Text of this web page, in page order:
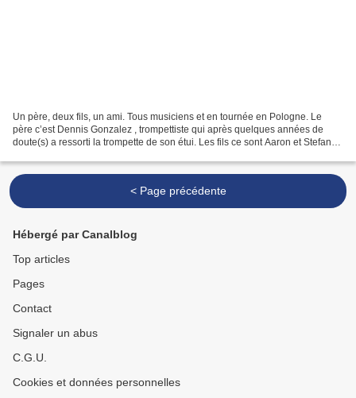
Un père, deux fils, un ami. Tous musiciens et en tournée en Pologne. Le
père c’est Dennis Gonzalez , trompettiste qui après quelques années de
doute(s) a ressorti la trompette de son étui. Les fils ce sont Aaron et Stefan
< Page précédente
Hébergé par Canalblog
Top articles
Pages
Contact
Signaler un abus
C.G.U.
Cookies et données personnelles